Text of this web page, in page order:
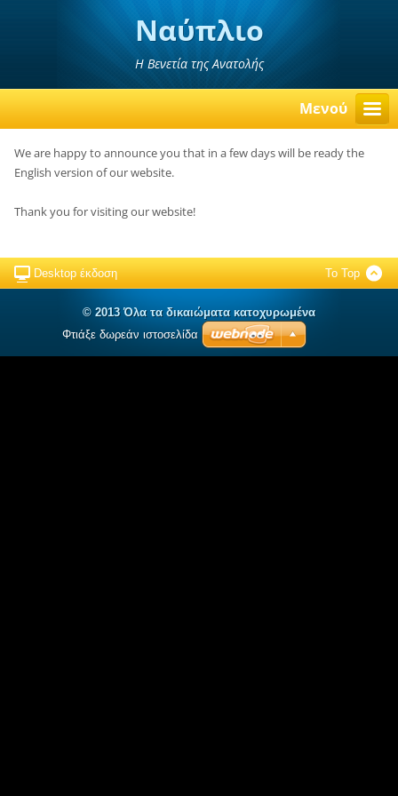
Ναύπλιο
Η Βενετία της Ανατολής
Μενού
We are happy to announce you that in a few days will be ready the
English version of our website.
Thank you for visiting our website!
Desktop έκδοση To Top
© 2013 Όλα τα δικαιώματα κατοχυρωμένα
Φτιάξε δωρεάν ιστοσελίδα